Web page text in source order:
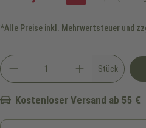
*Alle Preise inkl. Mehrwertsteuer und
Stück
Kostenloser Versand ab 55 €